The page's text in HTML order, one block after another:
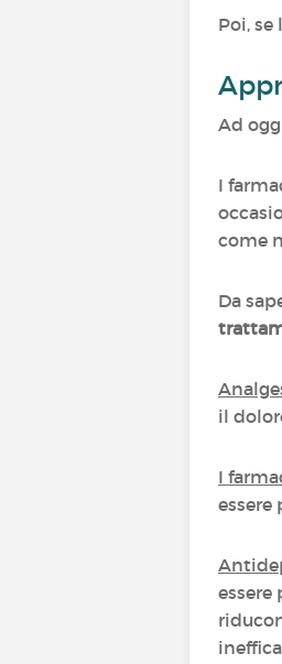
Poi,
Ad
I
come
Da
il
I
essere
essere